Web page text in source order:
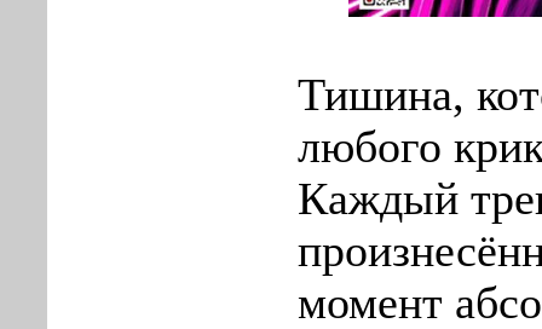
Тишина,
любого
Каждый
момент